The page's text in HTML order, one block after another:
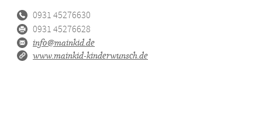
0931 45276630
0931 45276628
info@mainkid.de
www.mainkid-kinderwunsch.de